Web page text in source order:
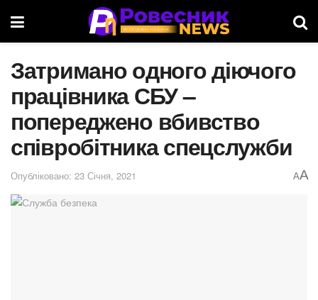
Затримано одного діючого
працівника СБУ –
попереджено вбивство
співробітника спецслужби
Опубліковано: 23 Січня, 2021 AA